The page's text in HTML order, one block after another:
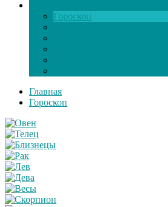
Гороскоп
Главная
Гороскоп